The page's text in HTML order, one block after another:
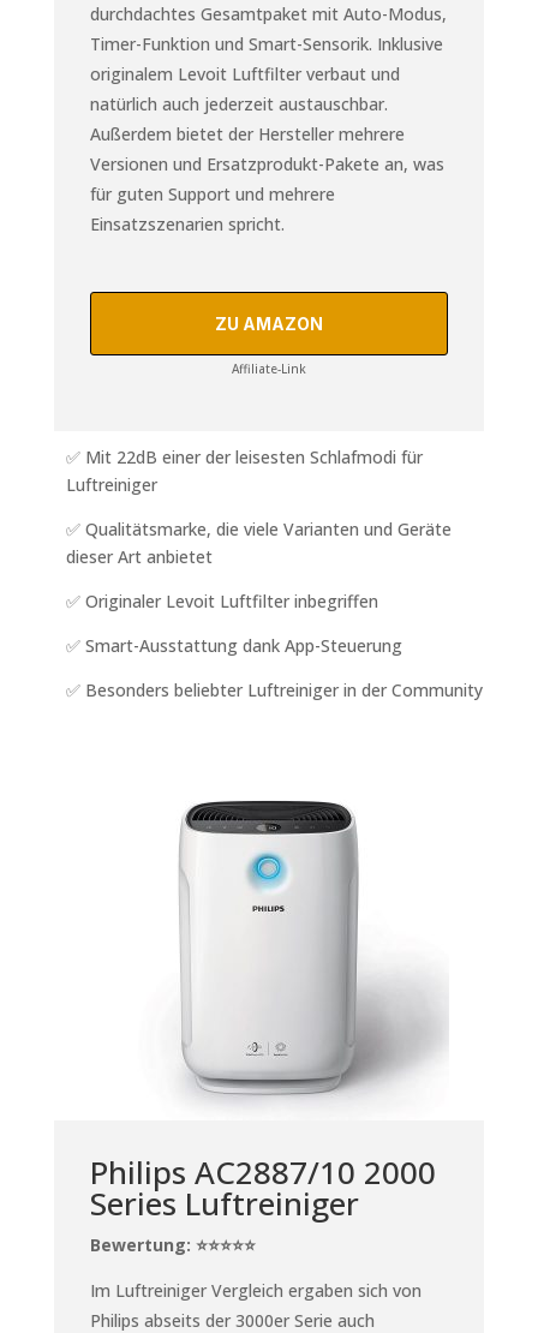
durchdachtes Gesamtpaket mit Auto-Modus,
Timer-Funktion und Smart-Sensorik. Inklusive
originalem Levoit Luftfilter verbaut und
natürlich auch jederzeit austauschbar.
Außerdem bietet der Hersteller mehrere
Versionen und Ersatzprodukt-Pakete an, was
für guten Support und mehrere
Einsatzszenarien spricht.
ZU AMAZON
Affiliate-Link
✅ Mit 22dB einer der leisesten Schlafmodi für
Luftreiniger
✅ Qualitätsmarke, die viele Varianten und Geräte
dieser Art anbietet
✅ Originaler Levoit Luftfilter inbegriffen
✅ Smart-Ausstattung dank App-Steuerung
✅ Besonders beliebter Luftreiniger in der Community
Philips AC2887/10 2000
Series Luftreiniger
Bewertung: ⭐⭐⭐⭐⭐
Im Luftreiniger Vergleich ergaben sich von
Philips abseits der 3000er Serie auch